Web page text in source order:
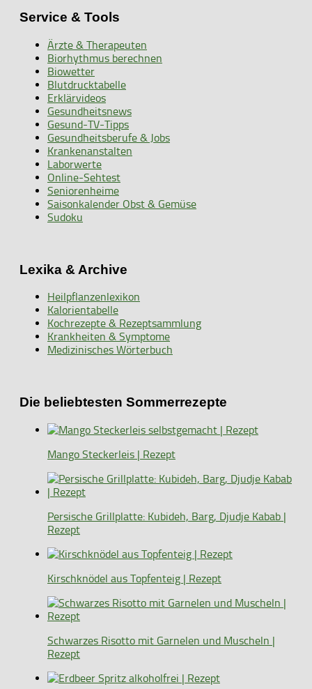
Service & Tools
Ärzte & Therapeuten
Biorhythmus berechnen
Biowetter
Blutdrucktabelle
Erklärvideos
Gesundheitsnews
Gesund-TV-Tipps
Gesundheitsberufe & Jobs
Krankenanstalten
Laborwerte
Online-Sehtest
Seniorenheime
Saisonkalender Obst & Gemüse
Sudoku
Lexika & Archive
Heilpflanzenlexikon
Kalorientabelle
Kochrezepte & Rezeptsammlung
Krankheiten & Symptome
Medizinisches Wörterbuch
Die beliebtesten Sommerrezepte
Mango Steckerleis | Rezept
Persische Grillplatte: Kubideh, Barg, Djudje Kabab |
Rezept
Kirschknödel aus Topfenteig | Rezept
Schwarzes Risotto mit Garnelen und Muscheln |
Rezept